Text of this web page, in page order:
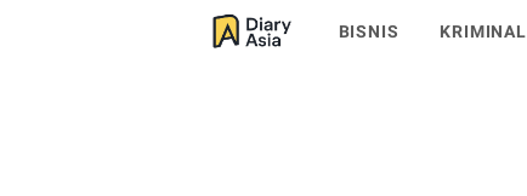
BISNIS KRIMINAL